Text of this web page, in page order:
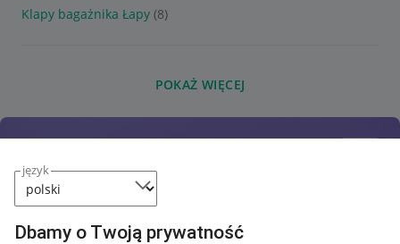
język
Dbamy o Twoją prywatność
Klapy bagażnika Łapy (8)
POKAŻ WIĘCEJ